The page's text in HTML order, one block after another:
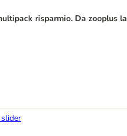
risparmio. Da zooplus la